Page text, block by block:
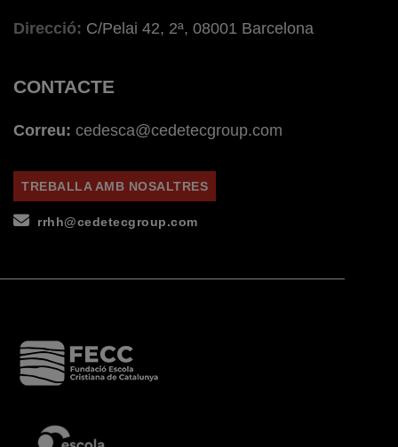
Direcció: C/Pelai 42, 2ª, 08001 Barcelona
CONTACTE
Correu: cedesca@cedetecgroup.com
TREBALLA AMB NOSALTRES
rrhh@cedetecgroup.com